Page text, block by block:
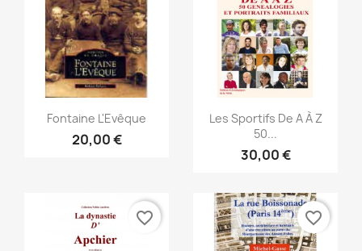
Anteprima
Fontaine L'Evêque
20,00 €
Anteprima
Les Sportifs De A À Z
50...
30,00 €
favorite_border favorite_border